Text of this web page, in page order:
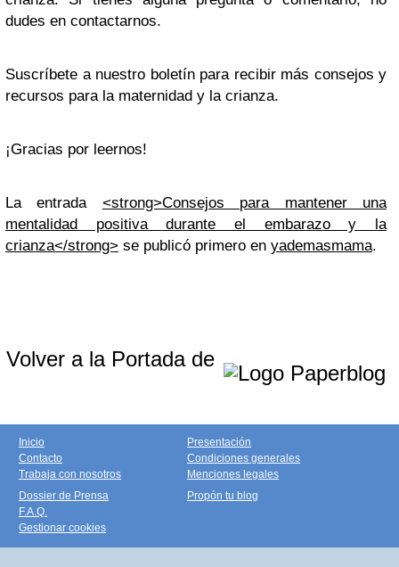
dudes en contactarnos.
Suscríbete a nuestro boletín para recibir más consejos y
recursos para la maternidad y la crianza.
¡Gracias por leernos!
La entrada <strong>Consejos para mantener una
mentalidad positiva durante el embarazo y la
crianza</strong> se publicó primero en yademasmama.
Volver a la Portada de
Inicio
Contacto
Trabaja con nosotros
Presentación
Condiciones generales
Menciones legales
Dossier de Prensa
F.A.Q.
Gestionar cookies
Propón tu blog